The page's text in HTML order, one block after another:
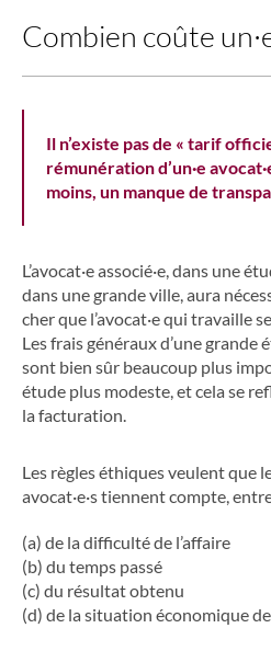
Combien coûte
Il n’existe pas de « tarif
rémunération d’un·e
moins, un manque de
L’avocat·e associé·e, dans une
dans une grande ville, aura
cher que l’avocat·e qui travaille
Les frais généraux d’une grande
sont bien sûr beaucoup plus
étude plus modeste, et cela se
la facturation.
Les règles éthiques veulent que
avocat·e·s tiennent compte,
(a) de la difficulté de l’affaire
(b) du temps passé
(c) du résultat obtenu
(d) de la situation économique